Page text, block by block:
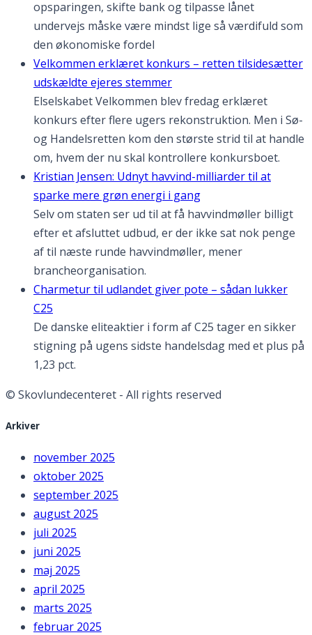
opsparingen, skifte bank og tilpasse lånet
undervejs måske være mindst lige så værdifuld som
den økonomiske fordel
Velkommen erklæret konkurs – retten tilsidesætter
udskældte ejeres stemmer
Elselskabet Velkommen blev fredag erklæret
konkurs efter flere ugers rekonstruktion. Men i Sø-
og Handelsretten kom den største strid til at handle
om, hvem der nu skal kontrollere konkursboet.
Kristian Jensen: Udnyt havvind-milliarder til at
sparke mere grøn energi i gang
Selv om staten ser ud til at få havvindmøller billigt
efter et afsluttet udbud, er der ikke sat nok penge
af til næste runde havvindmøller, mener
brancheorganisation.
Charmetur til udlandet giver pote – sådan lukker
C25
De danske eliteaktier i form af C25 tager en sikker
stigning på ugens sidste handelsdag med et plus på
1,23 pct.
© Skovlundecenteret - All rights reserved
Arkiver
november 2025
oktober 2025
september 2025
august 2025
juli 2025
juni 2025
maj 2025
april 2025
marts 2025
februar 2025